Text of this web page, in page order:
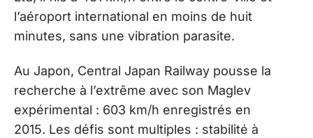
l’aéroport international en moins de huit
minutes, sans une vibration parasite.
Au Japon, Central Japan Railway pousse la
recherche à l’extrême avec son Maglev
expérimental : 603 km/h enregistrés en
2015. Les défis sont multiples : stabilité à